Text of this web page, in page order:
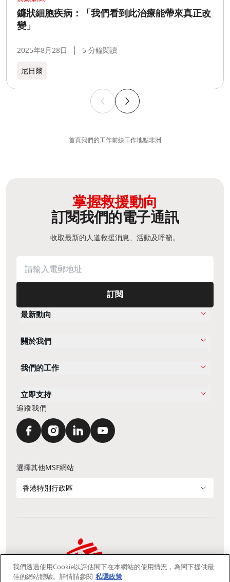
鐮狀細胞疾病：「我們看到此治療能帶來真正改
變」
2025年8月28日 5 分鐘閱讀
尼日爾
首頁我們的工作前線工作地點非洲​
掌握救援動向
訂閱我們的電子通訊
收取最新的人道救援消息、活動及呼籲。
訂閱
最新動向
關於我們
我們的工作
立即支持
追蹤我們
選擇其他MSF網站
香港特別行政區
通訊資料更新 鳴謝 私隱聲明
我們透過使用Cookie以評估閣下在本網站的使用情況，為閣下提供最
佳的網站體驗。詳情請參閱 私隱政策